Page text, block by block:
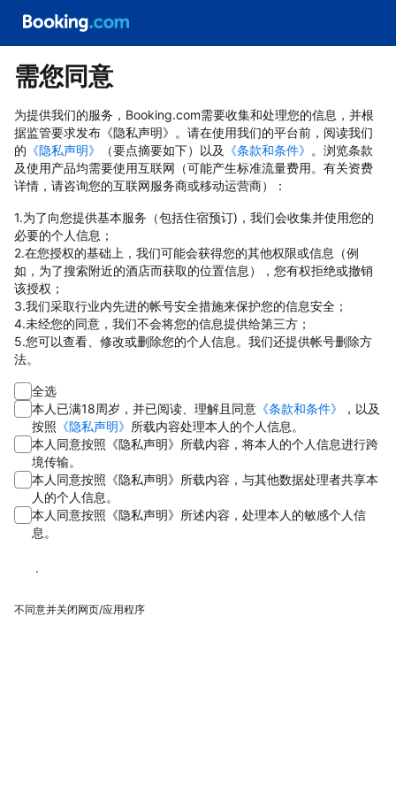
需您同意
为提供我们的服务，Booking.com需要收集和处理您的信息，并根
据监管要求发布《隐私声明》。请在使用我们的平台前，阅读我们
的 《隐私声明》 （要点摘要如下）以及 《条款和条件》 。浏览条款
及使用产品均需要使用互联网（可能产生标准流量费用。有关资费
详情，请咨询您的互联网服务商或移动运营商）：
1.为了向您提供基本服务（包括住宿预订)，我们会收集并使用您的
必要的个人信息；
2.在您授权的基础上，我们可能会获得您的其他权限或信息（例
如，为了搜索附近的酒店而获取的位置信息），您有权拒绝或撤销
该授权；
3.我们采取行业内先进的帐号安全措施来保护您的信息安全；
4.未经您的同意，我们不会将您的信息提供给第三方；
5.您可以查看、修改或删除您的个人信息。我们还提供帐号删除方
法。
全选
本人已满18周岁，并已阅读、理解且同意 《条款和条件》
，以及
按照 《隐私声明》 所载内容处理本人的个人信息。
本人同意按照《隐私声明》所载内容，将本人的个人信息进行跨
境传输。
本人同意按照《隐私声明》所载内容，与其他数据处理者共享本
人的个人信息。
本人同意按照《隐私声明》所述内容，处理本人的敏感个人信
息。
同意
不同意并关闭网页/应用程序